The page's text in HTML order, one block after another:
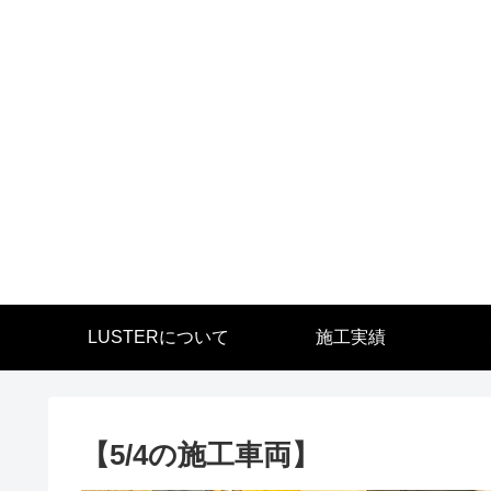
LUSTERについて 施工実績
【5/4の施工車両】